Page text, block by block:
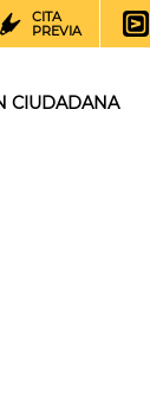
CITA
PREVIA
CIUDADANA